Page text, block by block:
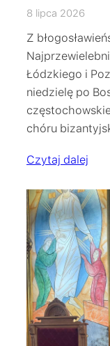
8 lipca 2026
Z
Łódzkiego i
niedzielę po
chóru
Czytaj dalej